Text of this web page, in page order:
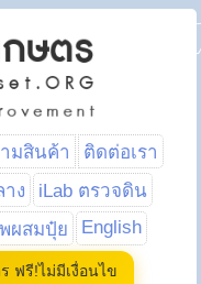
มสินค้า
ติดต่อเรา
ง
iLab ตรวจดิน
ผสมปุ๋ย English
ฟรี!ไม่มีเงื่อนไข